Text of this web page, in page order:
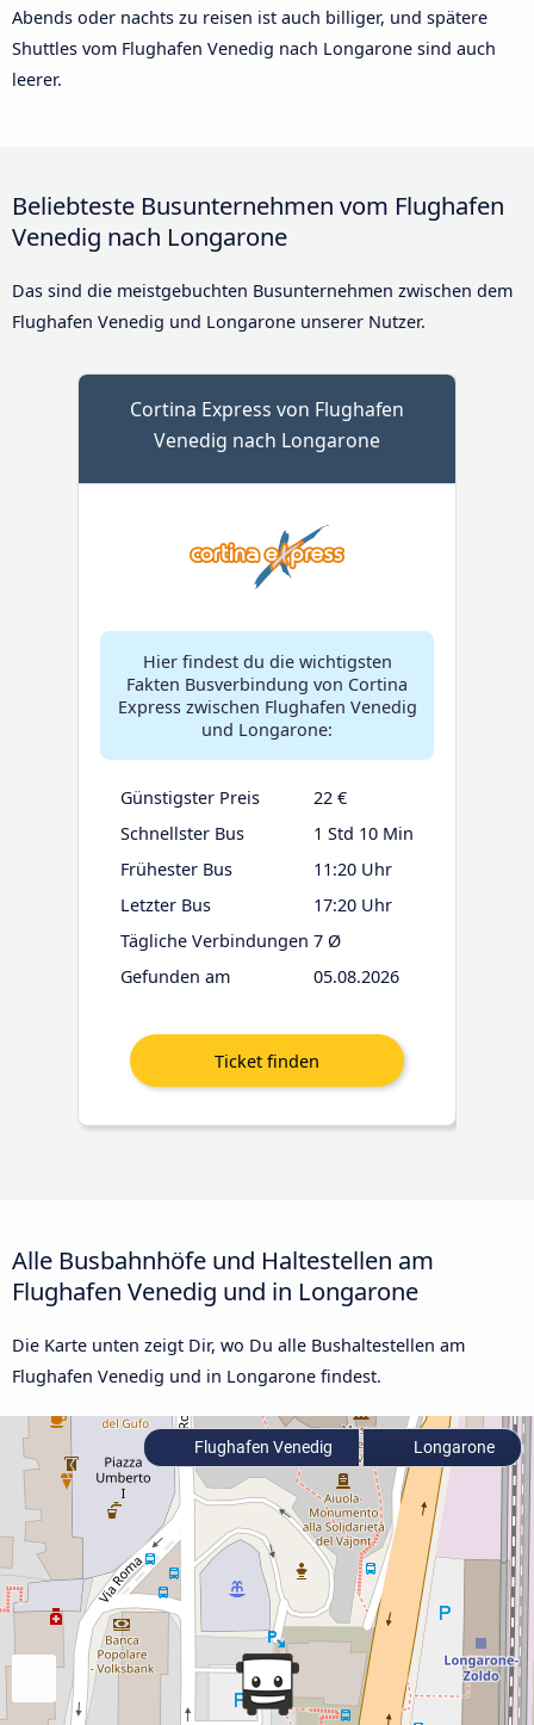
Abends oder nachts zu reisen ist auch billiger, und spätere
Shuttles vom Flughafen Venedig nach Longarone sind auch
leerer.
Beliebteste Busunternehmen vom Flughafen
Venedig nach Longarone
Das sind die meistgebuchten Busunternehmen zwischen dem
Flughafen Venedig und Longarone unserer Nutzer.
Cortina Express von Flughafen
Venedig nach Longarone
Hier findest du die wichtigsten
Fakten Busverbindung von Cortina
Express zwischen Flughafen Venedig
und Longarone:
Günstigster Preis
22 €
Schnellster Bus
1 Std 10 Min
Frühester Bus
11:20 Uhr
Letzter Bus
17:20 Uhr
Tägliche Verbindungen 7 Ø
Gefunden am
05.08.2026
Alle Busbahnhöfe und Haltestellen am
Flughafen Venedig und in Longarone
Die Karte unten zeigt Dir, wo Du alle Bushaltestellen am
Flughafen Venedig und in Longarone findest.
Flughafen Venedig Longarone